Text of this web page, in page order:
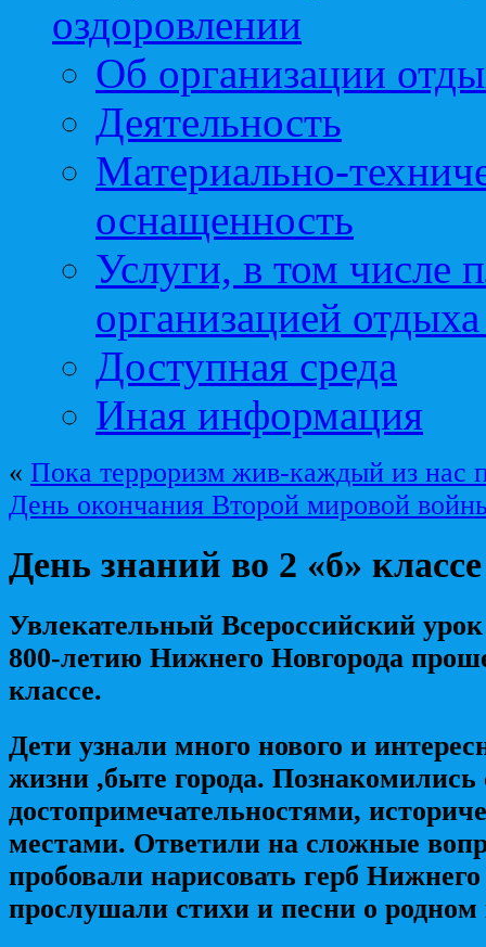
оздоровлении
Об организации
Деятельность
Материально-
оснащенность
Услуги, в том числе
организацией
Доступная среда
Иная информация
« Пока терроризм жив-каждый из нас
День окончания Второй мировой
День знаний во 2 «б» классе
Увлекательный Всероссийский
800-летию Нижнего Новгорода
классе.
Дети узнали много нового и
жизни ,быте города. Познакомились
достопримечательностями,
местами. Ответили на сложные
пробовали нарисовать герб
прослушали стихи и песни о родном